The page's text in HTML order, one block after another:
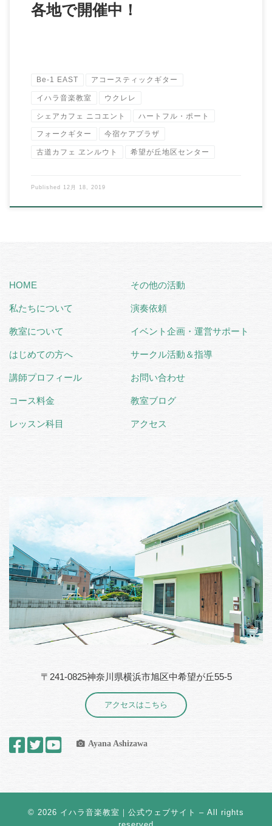
各地で開催中！
Be-1 EAST アコースティックギター
イハラ音楽教室 ウクレレ
シェアカフェ ニコエント ハートフル・ポート
フォークギター 今宿ケアプラザ
古道カフェ ヱンルウト 希望が丘地区センター
Published 12月 18, 2019
HOME
私たちについて
教室について
はじめての方へ
講師プロフィール
コース料金
レッスン科目
その他の活動
演奏依頼
イベント企画・運営サポート
サークル活動＆指導
お問い合わせ
教室ブログ
アクセス
〒241-0825神奈川県横浜市旭区中希望が丘55-5
アクセスはこちら
Ayana Ashizawa
© 2026 イハラ音楽教室｜公式ウェブサイト – All rights